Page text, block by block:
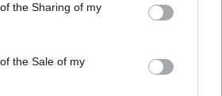
the Sharing of my
the Sale of my